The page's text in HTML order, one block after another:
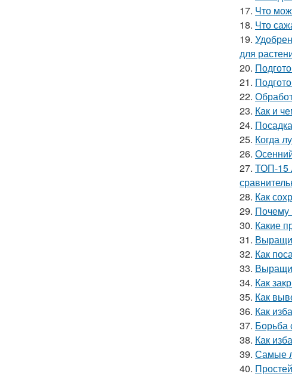
17. Что
18. Что
19.
для
20.
21.
22.
23. Как и
24.
25. Когда
26.
27. ТОП-15
28. Как
29. Почему
30. Какие
31.
32. Как
33.
34. Как
35. Как
36. Как
37. Борьба
38. Как
39. Самые
40.